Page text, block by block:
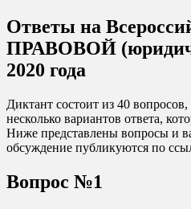
Ответы на
ПРАВОВОЙ
2020 года
Диктант состоит из 40
несколько вариантов ответа,
Ниже представлены вопросы и
обсуждение публикуются по
Вопрос №1